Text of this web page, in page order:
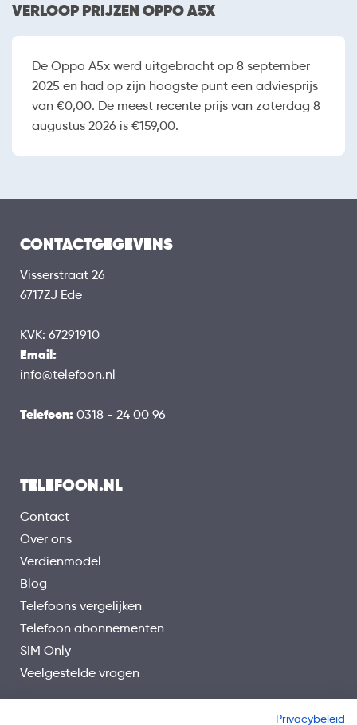
VERLOOP PRIJZEN OPPO A5X
De Oppo A5x werd uitgebracht op 8 september
2025 en had op zijn hoogste punt een adviesprijs
van €0,00. De meest recente prijs van zaterdag 8
augustus 2026 is €159,00.
CONTACTGEGEVENS
Visserstraat 26
6717ZJ Ede
KVK: 67291910
Email:
info@telefoon.nl
Telefoon: 0318 - 24 00 96
TELEFOON.NL
Contact
Over ons
Verdienmodel
Blog
Telefoons vergelijken
Telefoon abonnementen
SIM Only
Veelgestelde vragen
Privacybeleid